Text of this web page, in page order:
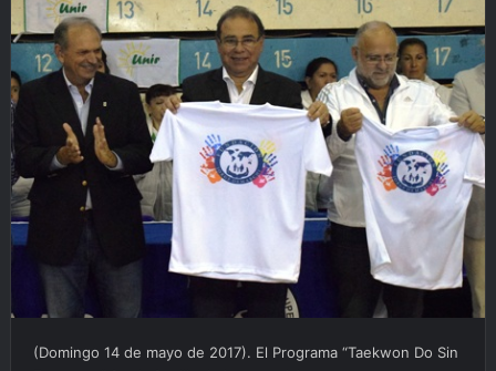
(Domingo 14 de mayo de 2017). El Programa “Taekwon Do Sin